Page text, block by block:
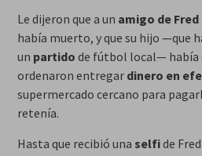
Le dijeron que a un amigo de Fred
había muerto, y que su hijo —que
un partido de fútbol local— había
ordenaron entregar dinero en
supermercado cercano para
retenía.
Hasta que recibió una selfide